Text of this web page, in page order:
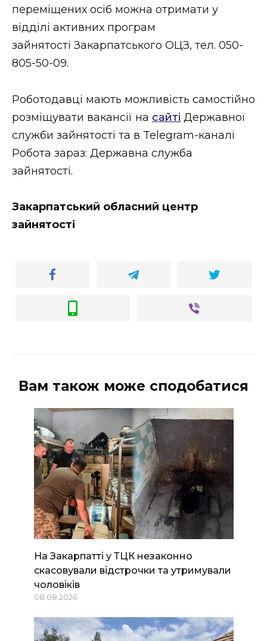
переміщених осіб можна отримати у
відділі активних програм
зайнятості Закарпатського ОЦЗ, тел. 050-
805-50-09.
Роботодавці мають можливість самостійно
розміщувати вакансії на сайті Державної
служби зайнятості та в Telegram-каналі
Робота зараз: Державна служба
зайнятості.
Закарпатський обласний центр
зайнятості
Вам також може сподобатися
На Закарпатті у ТЦК незаконно
скасовували відстрочки та утримували
чоловіків
08.08.2026